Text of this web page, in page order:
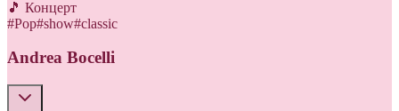
🎵 Концерт
#Pop#show#classic
Andrea Bocelli